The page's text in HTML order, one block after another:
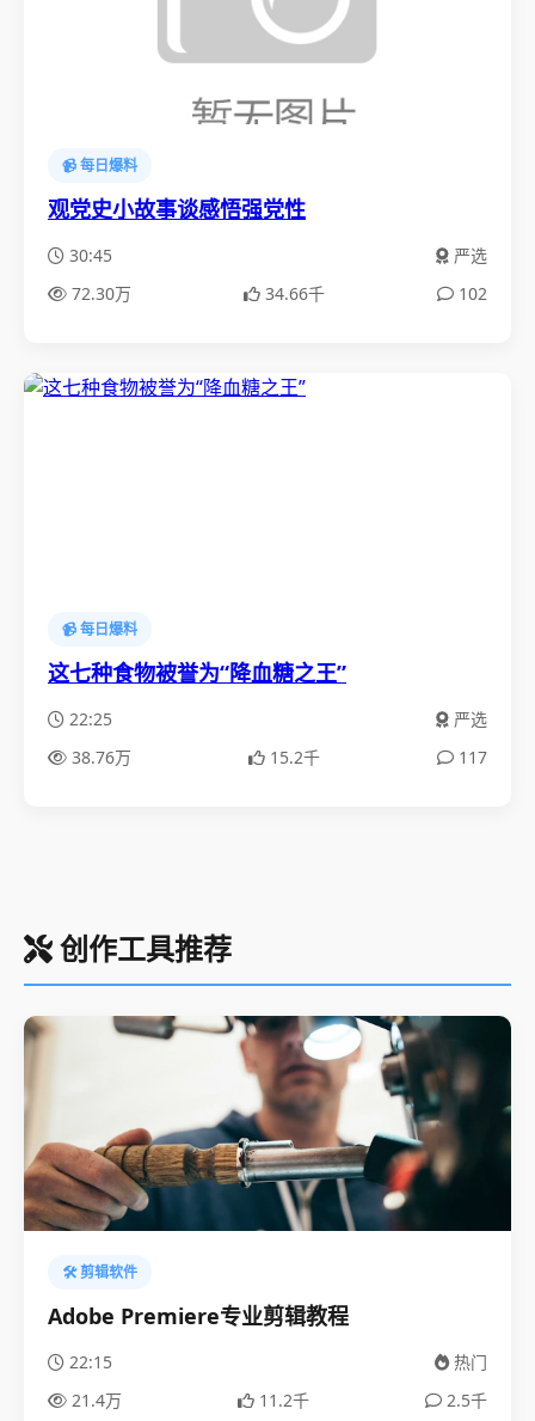
📹 每日爆料
观党史小故事谈感悟强党性
30:45
严选
72.30万
34.66千 102
📹 每日爆料
这七种食物被誉为“降血糖之王”
22:25
严选
38.76万
15.2千 117
创作工具推荐
🛠️ 剪辑软件
Adobe Premiere专业剪辑教程
22:15
热门
21.4万
11.2千 2.5千